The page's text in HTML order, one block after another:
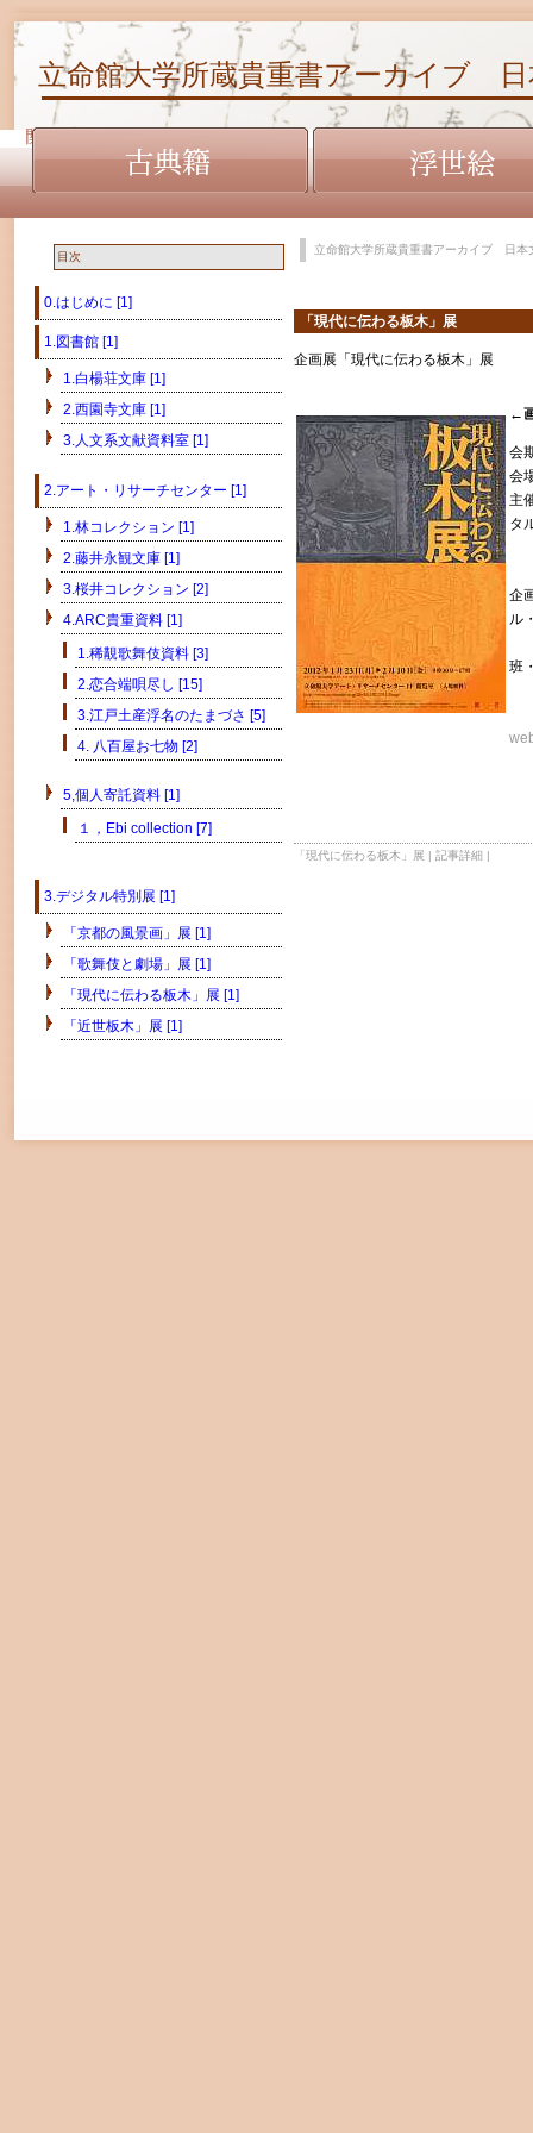
立命館大学所蔵貴重書アーカイブ 日
目次
0.はじめに [1]
1.図書館 [1]
1.白楊荘文庫 [1]
2.西園寺文庫 [1]
3.人文系文献資料室 [1]
2.アート・リサーチセンター [1]
1.林コレクション [1]
2.藤井永観文庫 [1]
3.桜井コレクション [2]
4.ARC貴重資料 [1]
1.稀覯歌舞伎資料 [3]
2.恋合端唄尽し [15]
3.江戸土産浮名のたまづさ [5]
4. 八百屋お七物 [2]
5,個人寄託資料 [1]
１，Ebi collection [7]
3.デジタル特別展 [1]
「京都の風景画」展 [1]
「歌舞伎と劇場」展 [1]
「現代に伝わる板木」展 [1]
「近世板木」展 [1]
立命館大学所蔵貴重書アーカイブ 日本
「現代に伝わる板木」展
企画展「現代に伝わる板木」展
←
会
会
主
タ
企
ル
班
「現代に伝わる板木」展 | 記事詳細 |